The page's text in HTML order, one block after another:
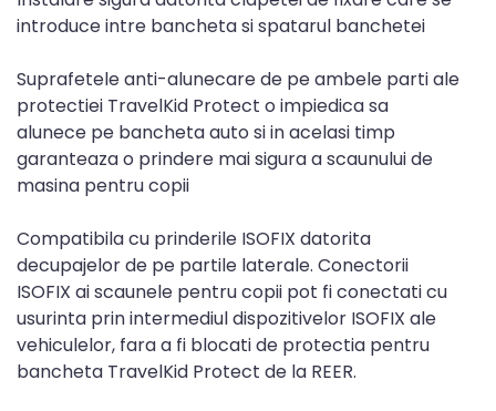
introduce intre bancheta si spatarul banchetei
Suprafetele anti-alunecare de pe ambele parti ale
protectiei TravelKid Protect o impiedica sa
alunece pe bancheta auto si in acelasi timp
garanteaza o prindere mai sigura a scaunului de
masina pentru copii
Compatibila cu prinderile ISOFIX datorita
decupajelor de pe partile laterale. Conectorii
ISOFIX ai scaunele pentru copii pot fi conectati cu
usurinta prin intermediul dispozitivelor ISOFIX ale
vehiculelor, fara a fi blocati de protectia pentru
bancheta TravelKid Protect de la REER.